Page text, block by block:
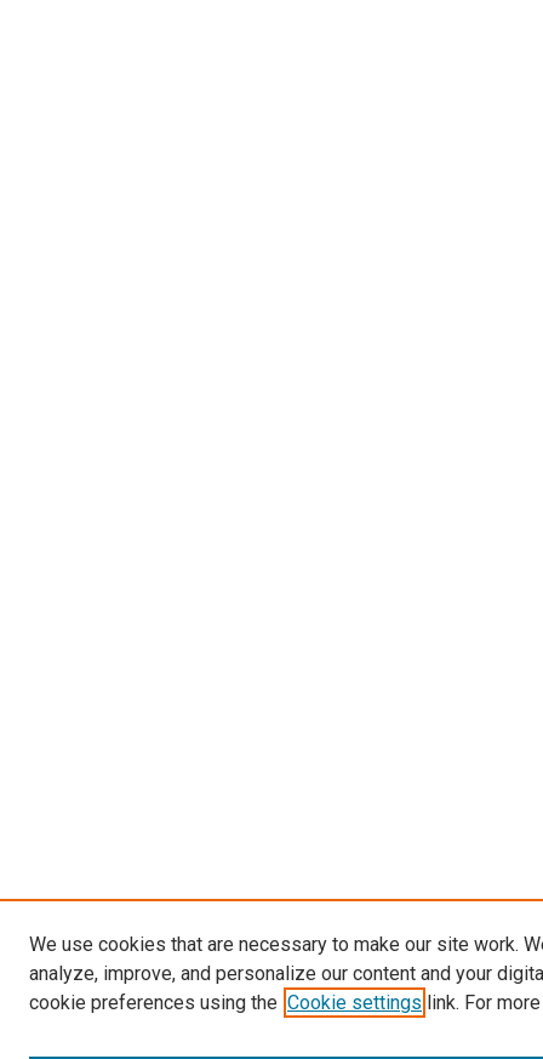
We use cookies that are necessary to make our site work.
analyze, improve, and personalize our content and your
cookie preferences using the Cookie settings link. For